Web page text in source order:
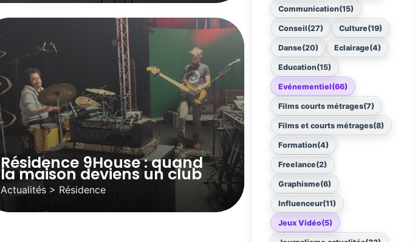
Résidence 9House : quand
la maison deviens un club
Actualités > Résidence
Communication(15)
Conseil(27) Culture(19)
Danse(20) Eclairage(4)
Education(15)
Evénementiel(66)
Films courts métrages(7)
Films et courts métrages(8)
Formation(4)
Freelance(2)
Graphisme(6)
Influenceur(11)
Jeux Vidéo(5)